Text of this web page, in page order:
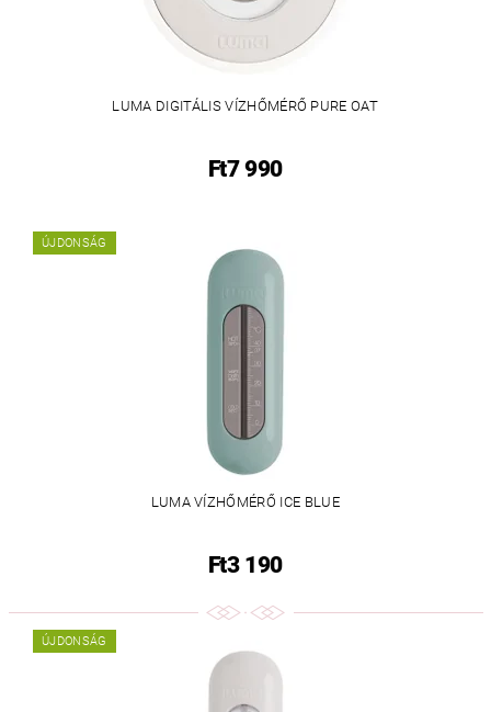
LUMA DIGITÁLIS VÍZHŐMÉRŐ PURE OAT
Ft7 990
ÚJDONSÁG
LUMA VÍZHŐMÉRŐ ICE BLUE
Ft3 190
ÚJDONSÁG